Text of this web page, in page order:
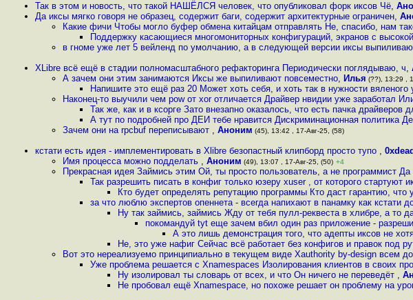
Так в этом и новость, что такой НАШЁЛСЯ человек, что опубликовал форк иксов Чё,
Да иксы мягко говоря не образец, содержит баги, содержит архитектурные ограничен,
Какие фичи Чтобы могло буфер обмена китайцам отправлять Не, спасибо, нам
Поддержку касающиеся многомониторных конфигураций, экранов с
в гноме уже лет 5 вейленд по умолчанию, а в следующей версии иксы
XLibre всё ещё в стадии полномасштабного рефакторинга Периодически поглядываю, ч,
А зачем они этим занимаются Иксы же выпиливают повсеместно, Илья (??), 13:29 ,
Напишите это ещё раз 20 Может хоть себя, и хоть так в нужности вяленого
Наконец-то выучили чем pow от xor отличается Драйвер нвидии уже заработал
Так же, как и в ксорге Зато внезапно оказалось, что есть пачка драйверов
А тут по подробней про ДЕИ тебе нравится Дискриминационная политика
Зачем они на rpcbuf переписывают , Аноним (45), 13:42 , 17-Авг-25, (58)
кстати есть идея - имплементировать в Xlibre безопастный клипборд просто тупо ,
Имя процесса можно подделать , Аноним (49), 13:07 , 17-Авг-25, (50) +4
Прекрасная идея Займись этим Ой, ты просто пользователь, а не программист Да
Так разрешить писать в конфиг только юзеру xuser , от которого стартуют
Кто будет определять репутацию программы Кто даст гарантию, что
за что люблю экспертов опеннета - всегда напихают в панамку как кстати
Ну так займись, займись Жду от тебя пулл-реквеста в хлибре, а то
покомандуй tyt еще зачем вбил один раз приложение -
А это лишь демонстрация того, что адепты иксов не
Не, это уже нафиг Сейчас всё работает без конфигов и правок под
Вот это нереализуемо принципиально в текущем виде Xauthority by-design всем до
Уже проблема решается с Xnamespaces Изолирования клиентов в своих
Ну изолировал ты словарь от всех, и что Он ничего не переведёт ,
Не пробовал ещё Xnamespace, но похоже решает он проблему на